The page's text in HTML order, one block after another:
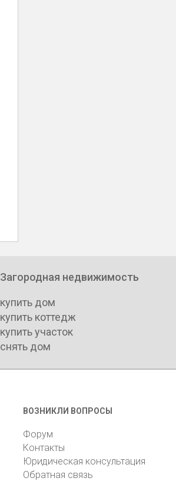
Загородная недвижимость
купить дом
купить коттедж
купить участок
снять дом
ВОЗНИКЛИ ВОПРОСЫ
Форум
Контакты
Юридическая консультация
Обратная связь